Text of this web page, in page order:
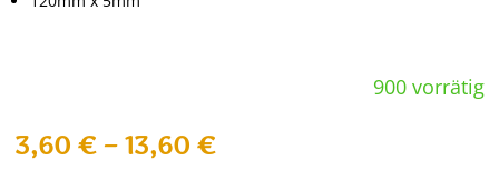
900 vorrätig
3,60€–13,60€